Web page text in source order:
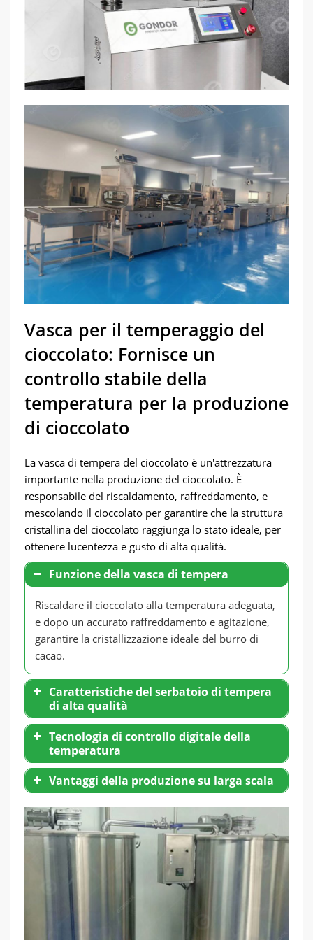
Vasca per il temperaggio del
cioccolato: Fornisce un
controllo stabile della
temperatura per la produzione
di cioccolato
La vasca di tempera del cioccolato è un'attrezzatura
importante nella produzione del cioccolato. È
responsabile del riscaldamento, raffreddamento, e
mescolando il cioccolato per garantire che la struttura
cristallina del cioccolato raggiunga lo stato ideale, per
ottenere lucentezza e gusto di alta qualità.
Funzione della vasca di tempera
Riscaldare il cioccolato alla temperatura adeguata,
e dopo un accurato raffreddamento e agitazione,
garantire la cristallizzazione ideale del burro di
cacao.
Caratteristiche del serbatoio di tempera
di alta qualità
Tecnologia di controllo digitale della
temperatura
Vantaggi della produzione su larga scala